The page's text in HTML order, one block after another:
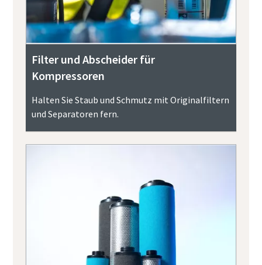
Filter und Abscheider für
Kompressoren
Halten Sie Staub und Schmutz mit Originalfiltern
und Separatoren fern.